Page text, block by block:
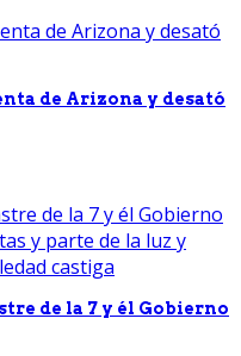
de Arizona y desató
de la 7 y él Gobierno